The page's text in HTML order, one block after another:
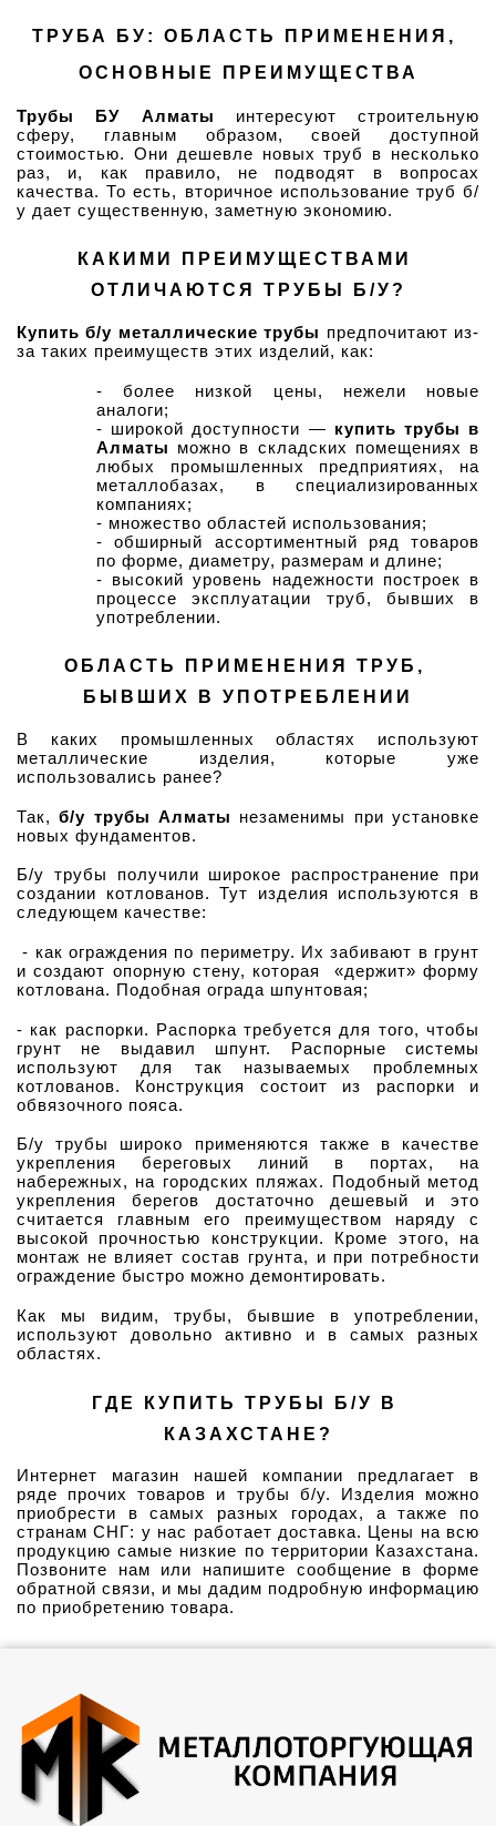
ТРУБА БУ: ОБЛАСТЬ ПРИМЕНЕНИЯ,
ОСНОВНЫЕ ПРЕИМУЩЕСТВА
Трубы БУ Алматы интересуют строительную
сферу, главным образом, своей доступной
стоимостью. Они дешевле новых труб в несколько
раз, и, как правило, не подводят в вопросах
качества. То есть, вторичное использование труб б/
у дает существенную, заметную экономию.
КАКИМИ ПРЕИМУЩЕСТВАМИ
ОТЛИЧАЮТСЯ ТРУБЫ Б/У?
Купить б/у металлические трубы предпочитают из-
за таких преимуществ этих изделий, как:
- более низкой цены, нежели новые
аналоги;
- широкой доступности — купить трубы в
Алматы можно в складских помещениях в
любых промышленных предприятиях, на
металлобазах, в специализированных
компаниях;
- множество областей использования;
- обширный ассортиментный ряд товаров
по форме, диаметру, размерам и длине;
- высокий уровень надежности построек в
процессе эксплуатации труб, бывших в
употреблении.
ОБЛАСТЬ ПРИМЕНЕНИЯ ТРУБ,
БЫВШИХ В УПОТРЕБЛЕНИИ
В каких промышленных областях используют
металлические изделия, которые уже
использовались ранее?
Так, б/у трубы Алматы незаменимы при установке
новых фундаментов.
Б/у трубы получили широкое распространение при
создании котлованов. Тут изделия используются в
следующем качестве:
- как ограждения по периметру. Их забивают в грунт
и создают опорную стену, которая  «держит» форму
котлована. Подобная ограда шпунтовая;
- как распорки. Распорка требуется для того, чтобы
грунт не выдавил шпунт. Распорные системы
используют для так называемых проблемных
котлованов. Конструкция состоит из распорки и
обвязочного пояса.
Б/у трубы широко применяются также в качестве
укрепления береговых линий в портах, на
набережных, на городских пляжах. Подобный метод
укрепления берегов достаточно дешевый и это
считается главным его преимуществом наряду с
высокой прочностью конструкции. Кроме этого, на
монтаж не влияет состав грунта, и при потребности
ограждение быстро можно демонтировать.
Как мы видим, трубы, бывшие в употреблении,
используют довольно активно и в самых разных
областях.
ГДЕ КУПИТЬ ТРУБЫ Б/У В
КАЗАХСТАНЕ?
Интернет магазин нашей компании предлагает в
ряде прочих товаров и трубы б/у. Изделия можно
приобрести в самых разных городах, а также по
странам СНГ: у нас работает доставка. Цены на всю
продукцию самые низкие по территории Казахстана.
Позвоните нам или напишите сообщение в форме
обратной связи, и мы дадим подробную информацию
по приобретению товара.